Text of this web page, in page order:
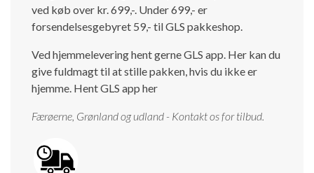
ved køb over kr. 699,-. Under 699,- er
forsendelsesgebyret 59,- til GLS pakkeshop.
Ved hjemmelevering hent gerne GLS app. Her kan du
give fuldmagt til at stille pakken, hvis du ikke er
hjemme. Hent GLS app her
Færøerne, Grønland og udland - Kontakt os for tilbud.